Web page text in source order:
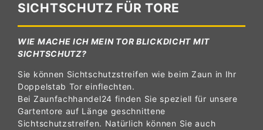
SICHTSCHUTZ FÜR TORE
WIE MACHE ICH MEIN TOR BLICKDICHT MIT
SICHTSCHUTZ?
Sie können Sichtschutzstreifen wie beim Zaun in Ihr
Doppelstab Tor einflechten.
Bei Zaunfachhandel24 finden Sie speziell für unsere
Gartentore auf Länge geschnittene
Sichtschutzstreifen. Natürlich können Sie auch